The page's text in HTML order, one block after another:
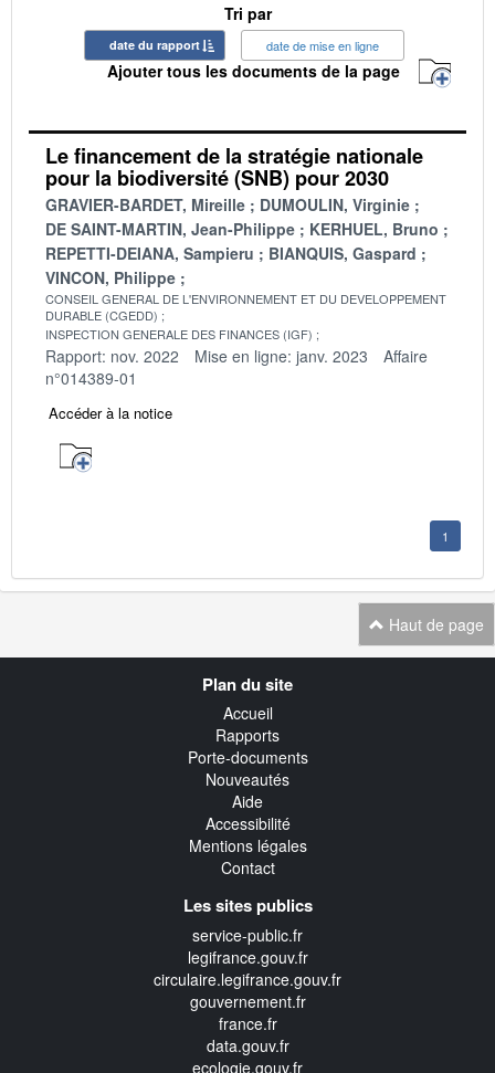
Tri par
date du rapport date de mise en ligne
Ajouter tous les documents de la page
Le financement de la stratégie nationale
pour la biodiversité (SNB) pour 2030
GRAVIER-BARDET, Mireille
DUMOULIN, Virginie
DE SAINT-MARTIN, Jean-Philippe
KERHUEL, Bruno
REPETTI-DEIANA, Sampieru
BIANQUIS, Gaspard
VINCON, Philippe
CONSEIL GENERAL DE L'ENVIRONNEMENT ET DU DEVELOPPEMENT
DURABLE (CGEDD)
INSPECTION GENERALE DES FINANCES (IGF)
Rapport: nov. 2022 Mise en ligne: janv. 2023
Affaire
n°014389-01
Accéder à la notice
1
Haut de page
Plan du site
Accueil
Rapports
Porte-documents
Nouveautés
Aide
Accessibilité
Mentions légales
Contact
Les sites publics
service-public.fr
legifrance.gouv.fr
circulaire.legifrance.gouv.fr
gouvernement.fr
france.fr
data.gouv.fr
ecologie.gouv.fr